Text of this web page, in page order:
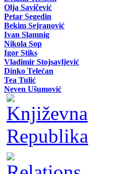
Olja Savičević
Petar Segedin
Bekim Sejranović
Ivan Slamnig
Nikola Sop
Igor Stiks
Vladimir Stojsavljević
Dinko Telećan
Tea Tulić
Neven Ušumović